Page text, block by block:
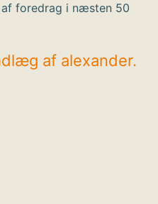
af foredrag i næsten 50
af alexander.